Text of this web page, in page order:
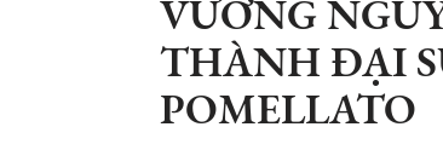
VƯƠNG
THÀNH ĐẠI
POMELLATO